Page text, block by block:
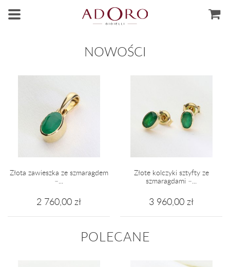
NOWOŚCI
Złota zawieszka ze szmaragdem
–...
2 760,00 zł
Złote kolczyki sztyfty ze
szmaragdami –...
3 960,00 zł
POLECANE